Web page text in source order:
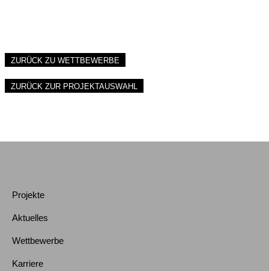
ZURÜCK ZU WETTBEWERBE
ZURÜCK ZUR PROJEKTAUSWAHL
Projekte
Aktuelles
Wettbewerbe
Karriere